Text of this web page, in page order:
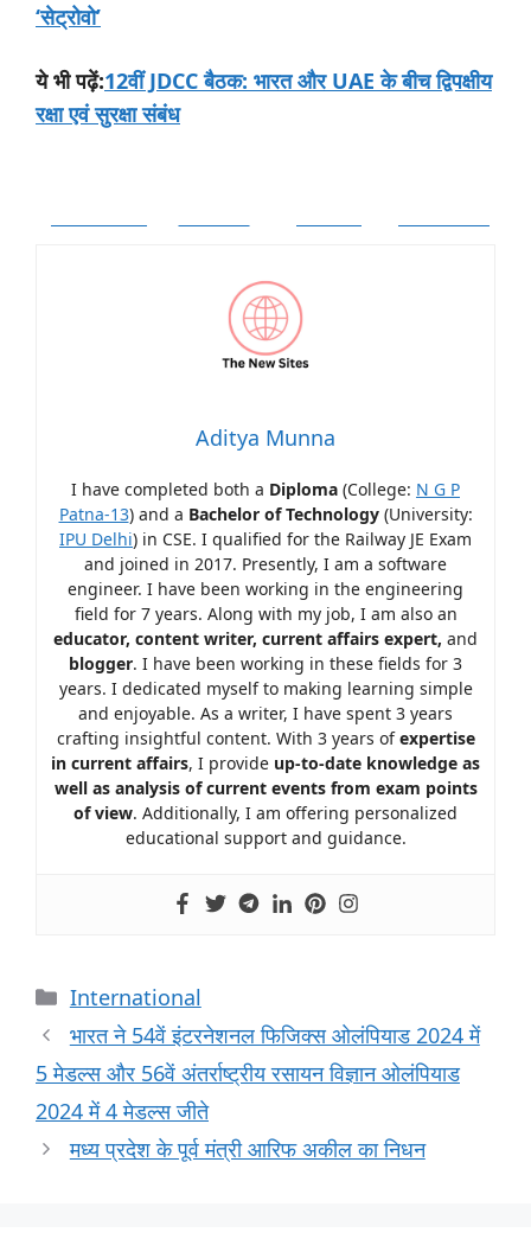
‘सेट्रोवो’
ये भी पढ़ें:12वीं JDCC बैठक: भारत और UAE के बीच द्विपक्षीय
रक्षा एवं सुरक्षा संबंध
Aditya Munna
I have completed both a Diploma (College: N G P
Patna-13) and a Bachelor of Technology(University:
IPU Delhi) in CSE. I qualified for the Railway JE Exam
and joined in 2017. Presently, I am a software
engineer. I have been working in the engineering
field for 7 years. Along with my job, I am also an
educator, content writer, current affairs expert, and
blogger. I have been working in these fields for 3
years. I dedicated myself to making learning simple
and enjoyable. As a writer, I have spent 3 years
crafting insightful content. With 3 years ofexpertise
in current affairs, I provide up-to-date knowledge as
well as analysis of current events from exam points
of view. Additionally, I am offering personalized
educational support and guidance.
International
भारत ने 54वें इंटरनेशनल फिजिक्स ओलंपियाड 2024 में
5 मेडल्स और 56वें अंतर्राष्ट्रीय रसायन विज्ञान ओलंपियाड
2024 में 4 मेडल्स जीते
मध्य प्रदेश के पूर्व मंत्री आरिफ अकील का निधन